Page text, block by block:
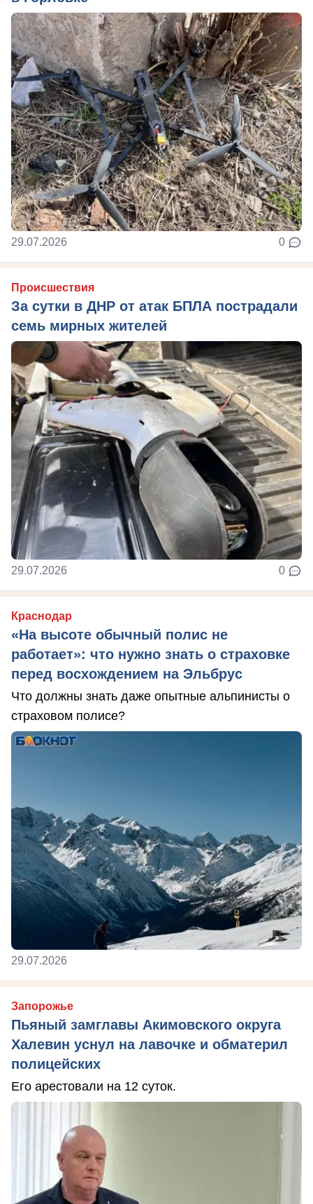
29.07.2026 0
Происшествия
За сутки в ДНР от атак БПЛА пострадали
семь мирных жителей
29.07.2026 0
Краснодар
«На высоте обычный полис не
работает»: что нужно знать о страховке
перед восхождением на Эльбрус
Что должны знать даже опытные альпинисты о
страховом полисе?
29.07.2026
Запорожье
Пьяный замглавы Акимовского округа
Халевин уснул на лавочке и обматерил
полицейских
Его арестовали на 12 суток.